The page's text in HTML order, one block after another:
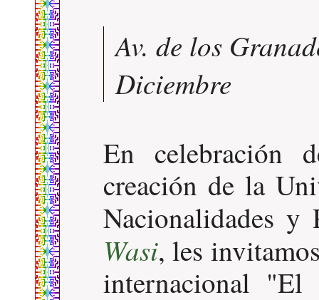
Av. de los
Diciembre
En celebración
creación de la
Nacionalidades y
Wasi, les
internacional